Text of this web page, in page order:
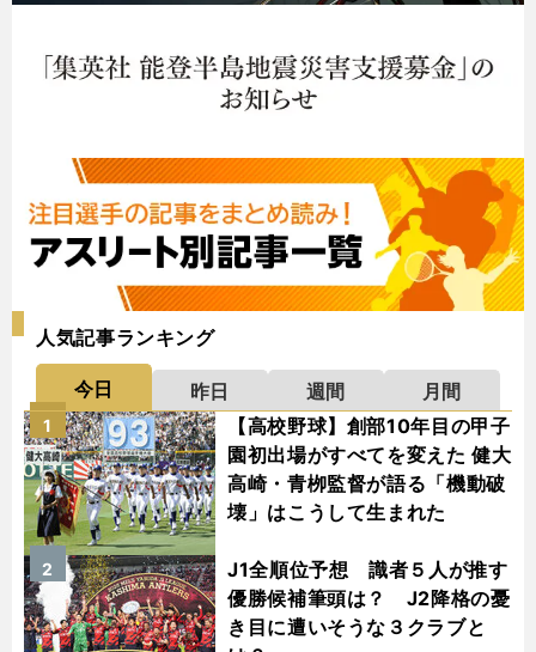
人気記事ランキング
今日 昨日 週間
月間
【高校野球】創部10年目の甲子
園初出場がすべてを変えた 健大
高崎・青栁監督が語る「機動破
壊」はこうして生まれた
1
J1全順位予想 識者５人が推す
優勝候補筆頭は？ J2降格の憂
き目に遭いそうな３クラブと
2